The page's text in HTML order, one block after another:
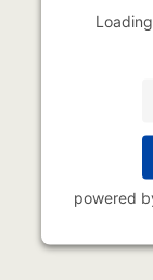
powered